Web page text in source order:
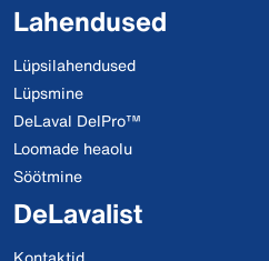
Lahendused
Lüpsilahendused
Lüpsmine
DeLaval DelPro™
Loomade heaolu
Söötmine
DeLavalist